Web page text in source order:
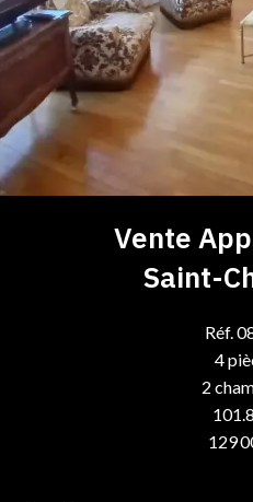
Vente
Saint-
Réf.
4
2
129